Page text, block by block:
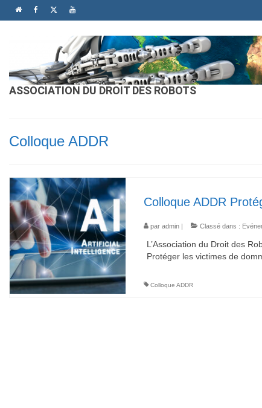
ASSOCIATION DU DROIT DES ROBOTS
Colloque ADDR
Colloque ADDR
par admin| Classé dans :
L’Association du Droit des
Protéger les victimes de
Colloque ADDR